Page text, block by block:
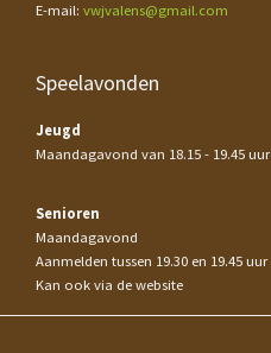
E-mail: vwjvalens@gmail.com
Speelavonden
Jeugd
Maandagavond van 18.15 - 19.45 uur
Senioren
Maandagavond
Aanmelden tussen 19.30 en 19.45 uur
Kan ook via de website